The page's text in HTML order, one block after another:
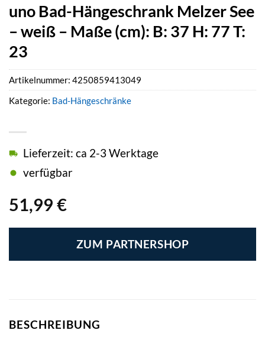
uno Bad-Hängeschrank Melzer See
– weiß – Maße (cm): B: 37 H: 77 T:
23
51,99 €
Lieferzeit: ca 2-3 Werktage
verfügbar
ZUM PARTNERSHOP
Artikelnummer: 4250859413049
Kategorie: Bad-Hängeschränke
BESCHREIBUNG